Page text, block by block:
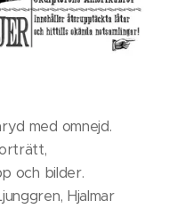
med omnejd.
och bilder.
Hjalmar